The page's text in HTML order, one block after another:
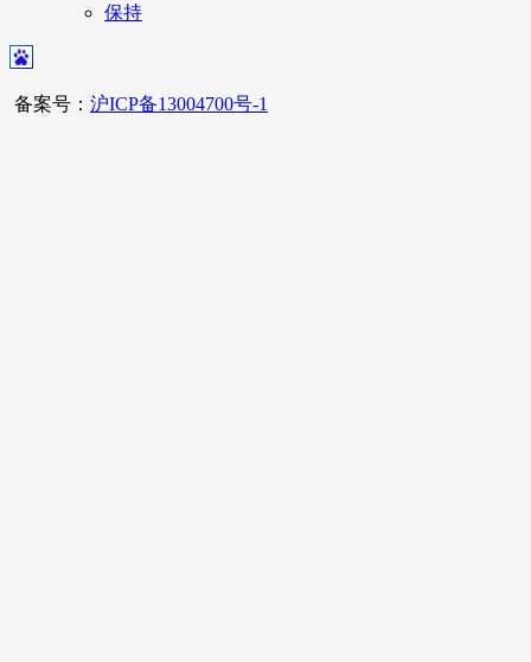
保持
备案号： 沪ICP备13004700号-1